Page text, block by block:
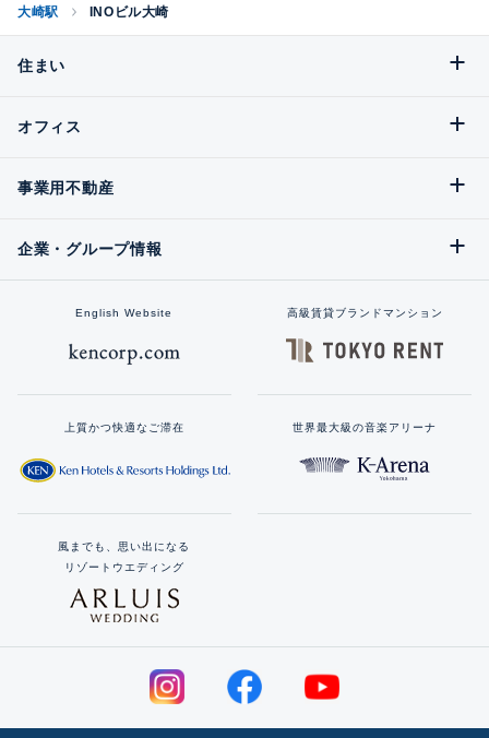
大崎駅 INOビル大崎
住まい
オフィス
事業用不動産
企業・グループ情報
English Website 高級賃貸ブランドマンション
上質かつ快適なご滞在 世界最大級の音楽アリーナ
風までも、思い出になる
リゾートウエディング